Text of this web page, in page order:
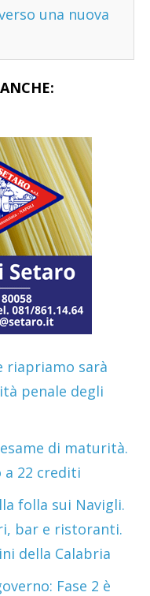
una nuova
riapriamo sarà
penale degli
di maturità.
a 22 crediti
folla sui Navigli.
bar e ristoranti.
della Calabria
Fase 2 è